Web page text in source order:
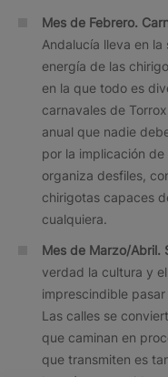
Mes de Febrero.
Andalucía lleva en
energía de las
en la que todo es
carnavales de
anual que nadie
por la implicación
organiza desfiles,
chirigotas capaces
cualquiera.
Mes de Marzo/Abril.
verdad la cultura y
imprescindible
Las calles se
que caminan en
que transmiten es